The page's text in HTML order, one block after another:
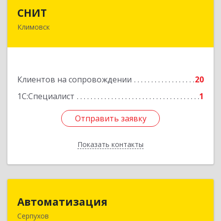
СНИТ
Климовск
Клиентов на сопровождении
20
1С:Специалист
1
Отправить заявку
Показать контакты
142180, Московская обл, Климовск г, Советская
Отправить заявку
Назад
Автоматизация
Серпухов